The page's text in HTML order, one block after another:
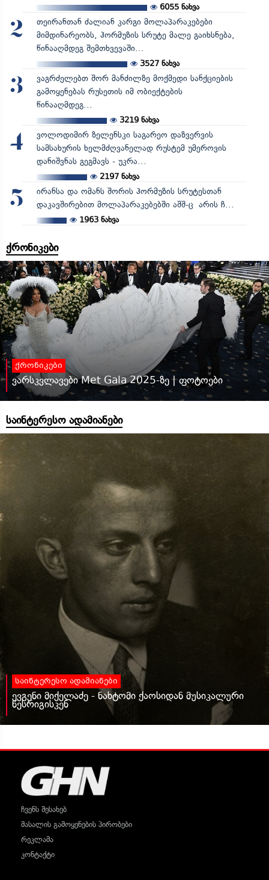
6055 ნახვა
2
თეირანთან ძალიან კარგი მოლაპარაკებები
მიმდინარეობს, ჰორმუზის სრუტე მალე გაიხსნება,
წინააღმდეგ შემთხვევაში...
3527ნახვა
3
ვაგრძელებთ შორ მანძილზე მოქმედი სანქციების
გამოყენებას რუსეთის იმ ობიექტების
წინააღმდეგ...
3219 ნახვა
4
ვოლოდიმირ ზელენსკი საგარეო დაზვერვის
სამსახურის ხელმძღვანელად რუსტემ უმეროვის
დანიშვნას გეგმავს - უკრა...
2197ნახვა
5
ირანსა და ომანს შორის ჰორმუზის სრუტესთან
დაკავშირებით მოლაპარაკებებში აშშ-ც არის ჩ...
1963 ნახვა
ქრონიკები
ქრონიკები
ვარსკვლავები Met Gala 2025-ზე | ფოტოები
საინტერესო ადამიანები
საინტერესო ადამიანები
ევგენი მიქელაძე - ნახტომი ქაოსიდან მუსიკალური
წესრიგისკენ
ჩვენს შესახებ
მასალის გამოყენების პირობები
რეკლამა
კონტაქტი